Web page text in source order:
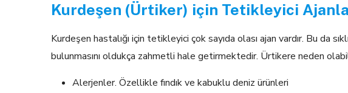
Kurdeşen (Ürtiker) için Tetikleyici
Kurdeşen hastalığı için tetikleyici çok sayıda olası ajan vardır. Bu da
bulunmasını oldukça zahmetli hale getirmektedir. Ürtikere neden
Alerjenler. Özellikle fındık ve kabuklu deniz ürünleri